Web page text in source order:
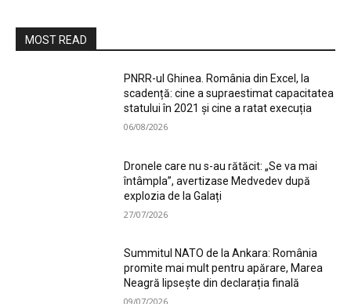
MOST READ
PNRR-ul Ghinea. România din Excel, la
scadență: cine a supraestimat capacitatea
statului în 2021 și cine a ratat execuția
06/08/2026
Dronele care nu s-au rătăcit: „Se va mai
întâmpla”, avertizase Medvedev după
explozia de la Galați
27/07/2026
Summitul NATO de la Ankara: România
promite mai mult pentru apărare, Marea
Neagră lipsește din declarația finală
09/07/2026